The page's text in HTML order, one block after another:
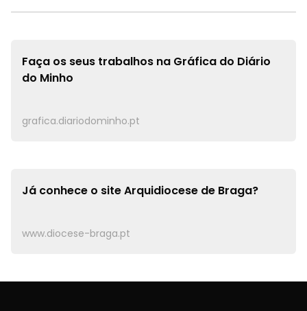
Faça os seus trabalhos na Gráfica do Diário
do Minho
grafica.diariodominho.pt
Já conhece o siteArquidiocese de Braga?
www.diocese-braga.pt